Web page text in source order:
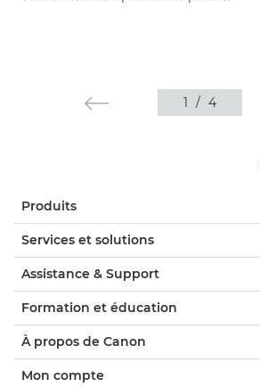
1 / 4
Produits
Services et solutions
Assistance & Support
Formation et éducation
À propos de Canon
Mon compte